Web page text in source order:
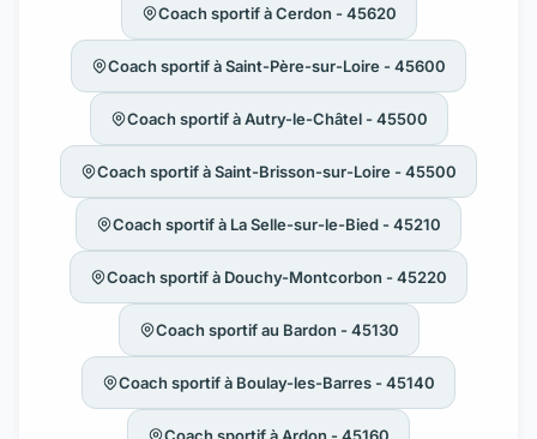
Coach sportif à Cerdon - 45620
Coach sportif à Saint-Père-sur-Loire - 45600
Coach sportif à Autry-le-Châtel - 45500
Coach sportif à Saint-Brisson-sur-Loire - 45500
Coach sportif à La Selle-sur-le-Bied - 45210
Coach sportif à Douchy-Montcorbon - 45220
Coach sportif au Bardon - 45130
Coach sportif à Boulay-les-Barres - 45140
Coach sportif à Ardon - 45160